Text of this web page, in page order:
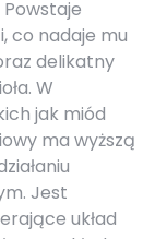
co nadaje mu
delikatny
W
jak miód
ma wyższą
Jest
układ